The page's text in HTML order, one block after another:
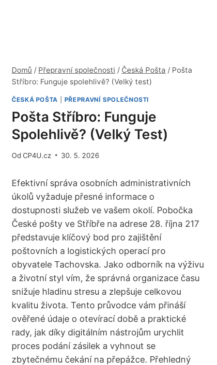
Domů / Přepravní společnosti / Česká Pošta / Pošta
Stříbro: Funguje spolehlivě? (Velký test)
ČESKÁ POŠTA PŘEPRAVNÍ SPOLEČNOSTI
Pošta Stříbro: Funguje
Spolehlivě? (Velký Test)
Od CP4U.cz 30. 5. 2026
Efektivní správa osobních administrativních
úkolů vyžaduje přesné informace o
dostupnosti služeb ve vašem okolí. Pobočka
České pošty ve Stříbře na adrese 28. října 217
představuje klíčový bod pro zajištění
poštovních a logistických operací pro
obyvatele Tachovska. Jako odborník na výživu
a životní styl vím, že správná organizace času
snižuje hladinu stresu a zlepšuje celkovou
kvalitu života. Tento průvodce vám přináší
ověřené údaje o otevírací době a praktické
rady, jak díky digitálním nástrojům urychlit
proces podání zásilek a vyhnout se
zbytečnému čekání na přepážce. Přehledný